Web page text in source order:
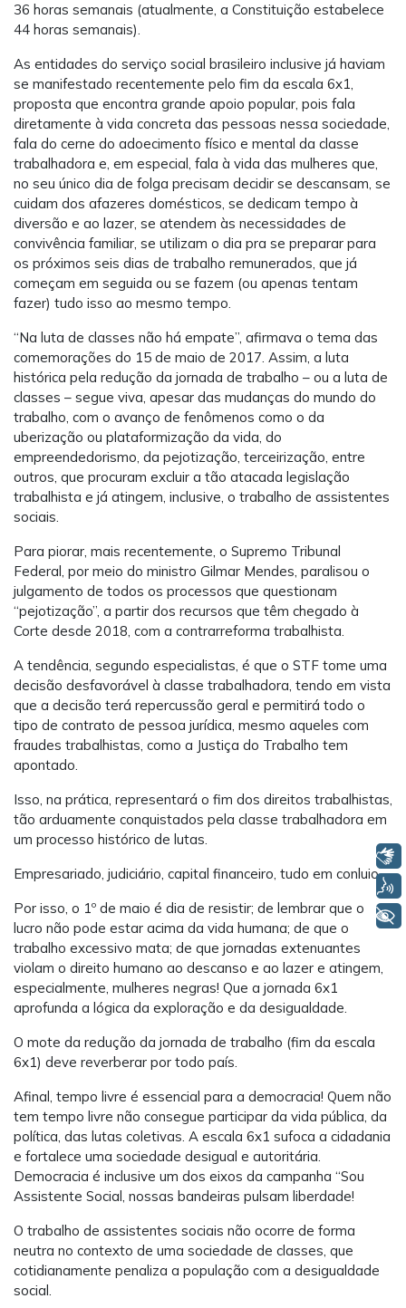
36 horas semanais (atualmente, a Constituição estabelece
44 horas semanais).
As entidades do serviço social brasileiro inclusive já haviam
se manifestado recentemente pelo fim da escala 6x1,
proposta que encontra grande apoio popular, pois fala
diretamente à vida concreta das pessoas nessa sociedade,
fala do cerne do adoecimento físico e mental da classe
trabalhadora e, em especial, fala à vida das mulheres que,
no seu único dia de folga precisam decidir se descansam, se
cuidam dos afazeres domésticos, se dedicam tempo à
diversão e ao lazer, se atendem às necessidades de
convivência familiar, se utilizam o dia pra se preparar para
os próximos seis dias de trabalho remunerados, que já
começam em seguida ou se fazem (ou apenas tentam
fazer) tudo isso ao mesmo tempo.
“Na luta de classes não há empate”, afirmava o tema das
comemorações do 15 de maio de 2017. Assim, a luta
histórica pela redução da jornada de trabalho – ou a luta de
classes – segue viva, apesar das mudanças do mundo do
trabalho, com o avanço de fenômenos como o da
uberização ou plataformização da vida, do
empreendedorismo, da pejotização, terceirização, entre
outros, que procuram excluir a tão atacada legislação
trabalhista e já atingem, inclusive, o trabalho de assistentes
sociais.
Para piorar, mais recentemente, o Supremo Tribunal
Federal, por meio do ministro Gilmar Mendes, paralisou o
julgamento de todos os processos que questionam
“pejotização”, a partir dos recursos que têm chegado à
Corte desde 2018, com a contrarreforma trabalhista.
A tendência, segundo especialistas, é que o STF tome uma
decisão desfavorável à classe trabalhadora, tendo em vista
que a decisão terá repercussão geral e permitirá todo o
tipo de contrato de pessoa jurídica, mesmo aqueles com
fraudes trabalhistas, como a Justiça do Trabalho tem
apontado.
Isso, na prática, representará o fim dos direitos trabalhistas,
tão arduamente conquistados pela classe trabalhadora em
um processo histórico de lutas.
Empresariado, judiciário, capital financeiro, tudo em conluio.
Por isso, o 1º de maio é dia de resistir; de lembrar que o
lucro não pode estar acima da vida humana; de que o
trabalho excessivo mata; de que jornadas extenuantes
violam o direito humano ao descanso e ao lazer e atingem,
especialmente, mulheres negras! Que a jornada 6x1
aprofunda a lógica da exploração e da desigualdade.
O mote da redução da jornada de trabalho (fim da escala
6x1) deve reverberar por todo país.
Afinal, tempo livre é essencial para a democracia! Quem não
tem tempo livre não consegue participar da vida pública, da
política, das lutas coletivas. A escala 6x1 sufoca a cidadania
e fortalece uma sociedade desigual e autoritária.
Democracia é inclusive um dos eixos da campanha “Sou
Assistente Social, nossas bandeiras pulsam liberdade!
O trabalho de assistentes sociais não ocorre de forma
neutra no contexto de uma sociedade de classes, que
cotidianamente penaliza a população com a desigualdade
social.
+ Acessibilidade